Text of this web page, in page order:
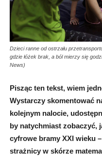
Dzieci ranne od ostrzału
gdzie łóżek brak, a ból mierzy się
News)
Pisząc ten tekst, wiem
Wystarczy skomentować
kolejnym nalocie,
by natychmiast zobaczyć,
cyfrowe bramy XXI wieku
strażnicy w skórze